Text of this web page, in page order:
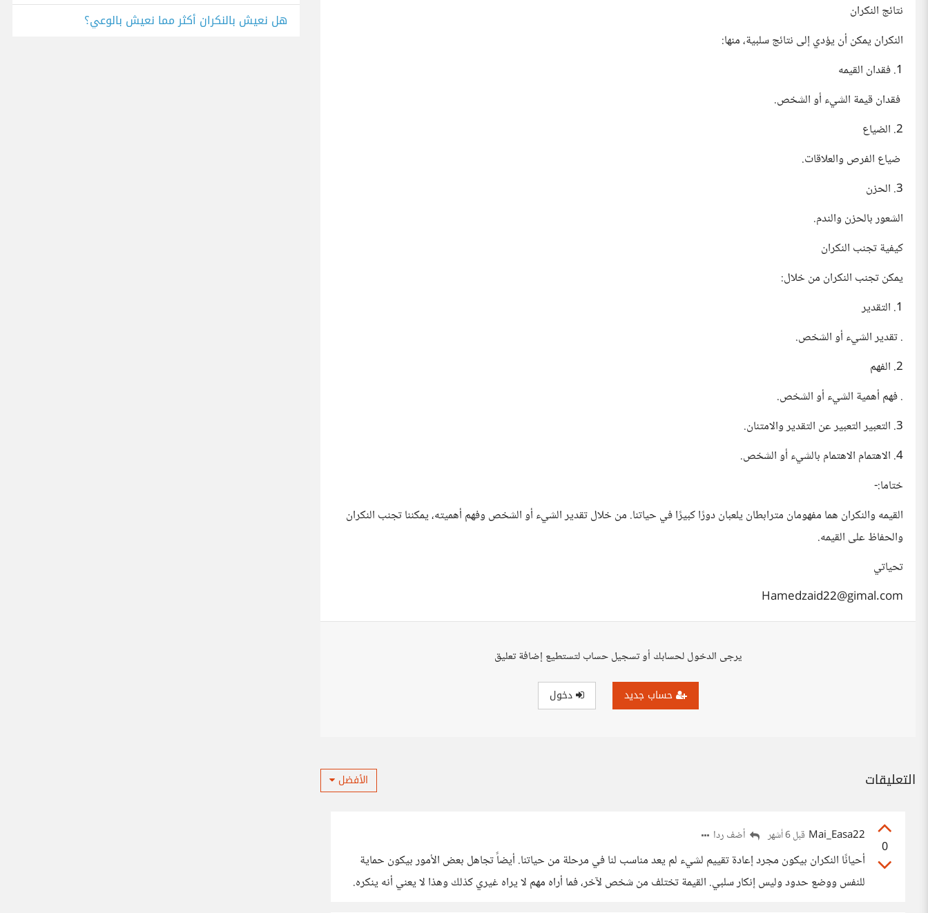
نتائج النكران
النكران يمكن أن يؤدي إلى نتائج سلبية، منها:
1. فقدان القيمه
فقدان قيمة الشيء أو الشخص.
2. الضياع
ضياع الفرص والعلاقات.
3. الحزن
الشعور بالحزن والندم.
كيفية تجنب النكران
يمكن تجنب النكران من خلال:
1. التقدير
. تقدير الشيء أو الشخص.
2. الفهم
. فهم أهمية الشيء أو الشخص.
3. التعبير التعبير عن التقدير والامتنان.
4. الاهتمام الاهتمام بالشيء أو الشخص.
ختاما:-
القيمه والنكران هما مفهومان مترابطان يلعبان دورًا كبيرًا في حياتنا. من خلال تقدير الشيء أو الشخص وفهم أهميته، يمكننا تجنب النكران
والحفاظ على القيمه.
تحياتي
Hamedzaid22@gimal.com
يرجى الدخول لحسابك أو تسجيل حساب لتستطيع إضافة تعليق
حساب جديد دخول
التعليقات الأفضل
0
Mai_Easa22 قبل 6 أشهر أضف ردا
أحيانًا النكران بيكون مجرد إعادة تقييم لشيء لم يعد مناسب لنا في مرحلة من حياتنا. أيضاً تجاهل بعض الأمور بيكون حماية
للنفس ووضع حدود وليس إنكار سلبي. القيمة تختلف من شخص لآخر، فما أراه مهم لا يراه غيري كذلك وهذا لا يعني أنه ينكره.
هل نعيش بالنكران أكثر مما نعيش بالوعي؟